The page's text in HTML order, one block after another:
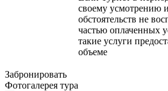
своему усмотрению
обстоятельств не
частью оплаченных
такие услуги
объеме
Забронировать
Фотогалерея тура